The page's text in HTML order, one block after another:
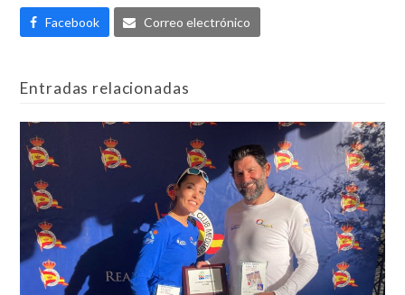
Facebook Correo electrónico
Entradas relacionadas